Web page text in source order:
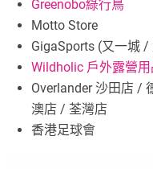
Greenobo綠行鳥
Motto Store
GigaSports (又一城
Wildholic 戶外露營
Overlander 沙田店 /
澳店 / 荃灣店
香港足球會